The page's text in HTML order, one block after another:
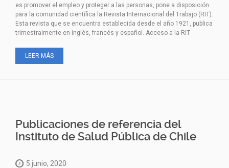
es promover el empleo y proteger a las personas, pone a disposición
para la comunidad científica la Revista Internacional del Trabajo (RIT).
Esta revista que se encuentra establecida desde el año 1921, publica
trimestralmente en inglés, francés y español. Acceso a la RIT
LEER MÁS
Publicaciones de referencia del
Instituto de Salud Pública de Chile
5 junio, 2020